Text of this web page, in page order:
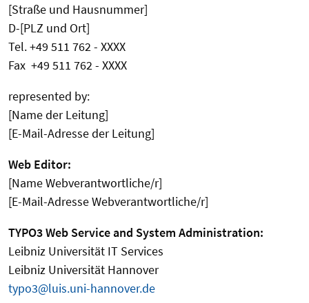
[Straße und Hausnummer]
D-[PLZ und Ort]
Tel. +49 511 762 - XXXX
Fax +49 511 762 - XXXX
represented by:
[Name der Leitung]
[E-Mail-Adresse der Leitung]
Web Editor:
[Name Webverantwortliche/r]
[E-Mail-Adresse Webverantwortliche/r]
TYPO3 Web Service and System Administration:
Leibniz Universität IT Services
Leibniz Universität Hannover
typo3@luis.uni-hannover.de